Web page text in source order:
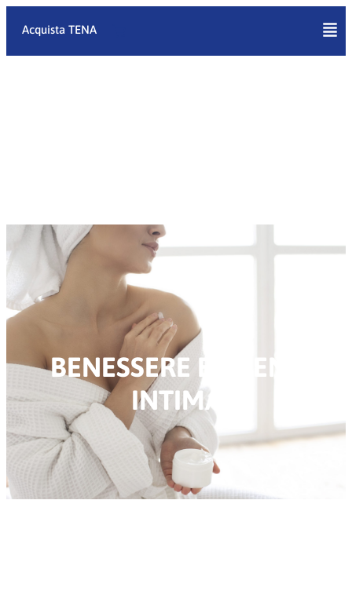
Vai
contenuto
Acquista TENA
BENESSERE E IGIENE
INTIMA